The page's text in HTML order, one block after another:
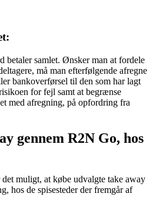
betaler samlet. Ønsker man at fordele
må man efterfølgende afregne
bankoverførsel til den som har lagt
for fejl samt at begrænse
med afregning, på opfordring fra
gennem R2N Go, hos
muligt, at købe udvalgte take away
hos de spisesteder der fremgår af